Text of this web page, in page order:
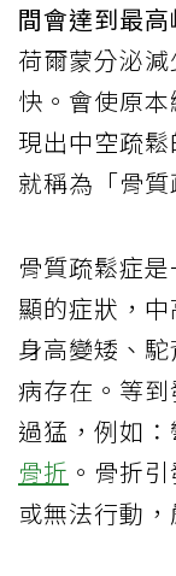
間會達到最高
荷爾蒙分泌
快。會使原
現出中空疏
就稱為「骨質
骨質疏鬆症
顯的症狀，
身高變矮、
病存在。等
過猛，例如
骨折 。骨折
或無法行動